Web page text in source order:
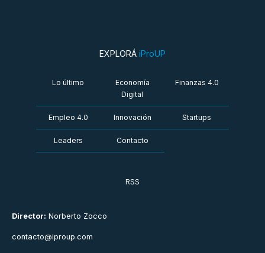
Director: Norberto Zocco
contacto@iproup.com
EXPLORÁ iProUP
Lo último
Economía
Digital
Finanzas 4.0
Empleo 4.0 Innovación Startups
Leaders Contacto
RSS